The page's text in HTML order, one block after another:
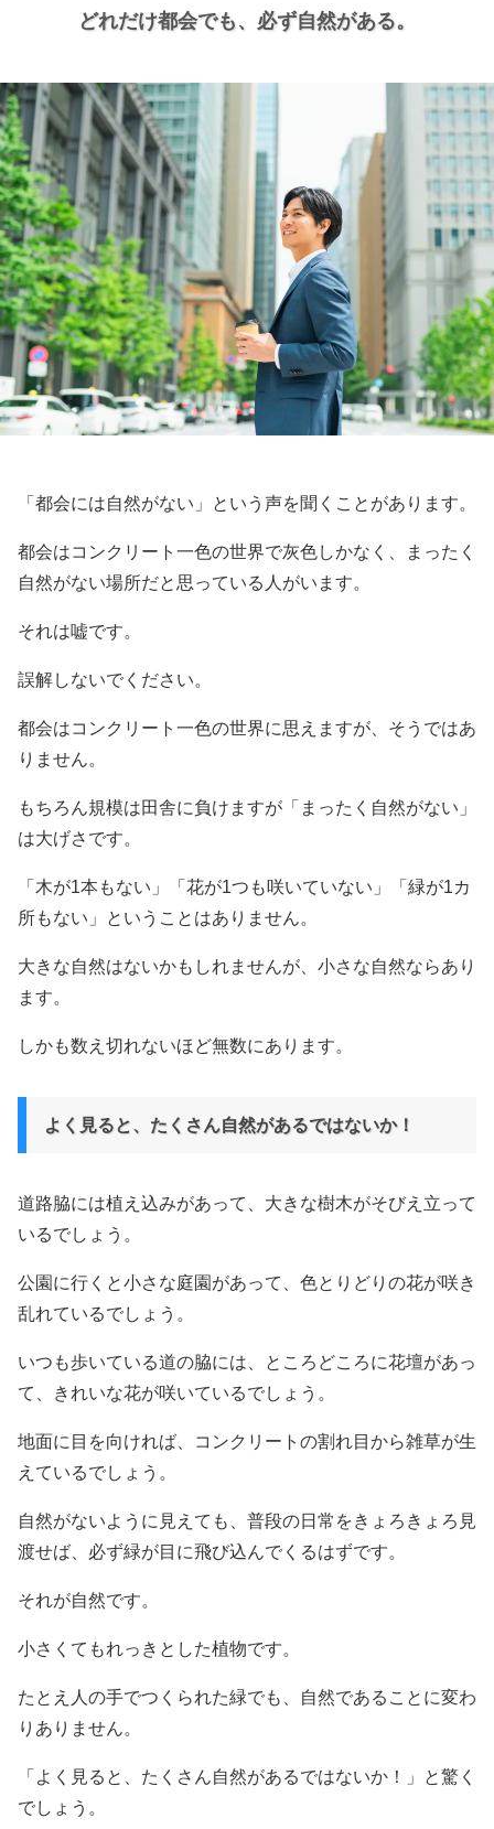
どれだけ都会でも、 必ず自然がある。
「都会には自然がない」という声を聞くことがあります。
都会はコンクリート一色の世界で灰色しかなく、まったく
自然がない場所だと思っている人がいます。
それは嘘です。
誤解しないでください。
都会はコンクリート一色の世界に思えますが、そうではあ
りません。
もちろん規模は田舎に負けますが「まったく自然がない」
は大げさです。
「木が1本もない」「花が1つも咲いていない」「緑が1カ
所もない」ということはありません。
大きな自然はないかもしれませんが、小さな自然ならあり
ます。
しかも数え切れないほど無数にあります。
よく見ると、たくさん自然があるではないか！
道路脇には植え込みがあって、大きな樹木がそびえ立って
いるでしょう。
公園に行くと小さな庭園があって、色とりどりの花が咲き
乱れているでしょう。
いつも歩いている道の脇には、ところどころに花壇があっ
て、きれいな花が咲いているでしょう。
地面に目を向ければ、コンクリートの割れ目から雑草が生
えているでしょう。
自然がないように見えても、普段の日常をきょろきょろ見
渡せば、必ず緑が目に飛び込んでくるはずです。
それが自然です。
小さくてもれっきとした植物です。
たとえ人の手でつくられた緑でも、自然であることに変わ
りありません。
「よく見ると、たくさん自然があるではないか！」と驚く
でしょう。